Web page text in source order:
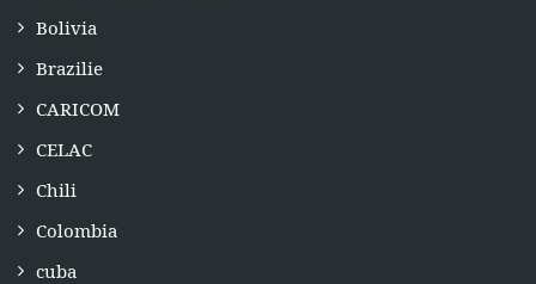
Bolivia
Brazilie
CARICOM
CELAC
Chili
Colombia
cuba